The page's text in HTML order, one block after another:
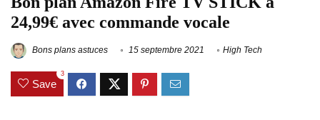
24,99€ avec commande vocale
Bons plans astuces 15 septembre 2021 High Tech
Save
3